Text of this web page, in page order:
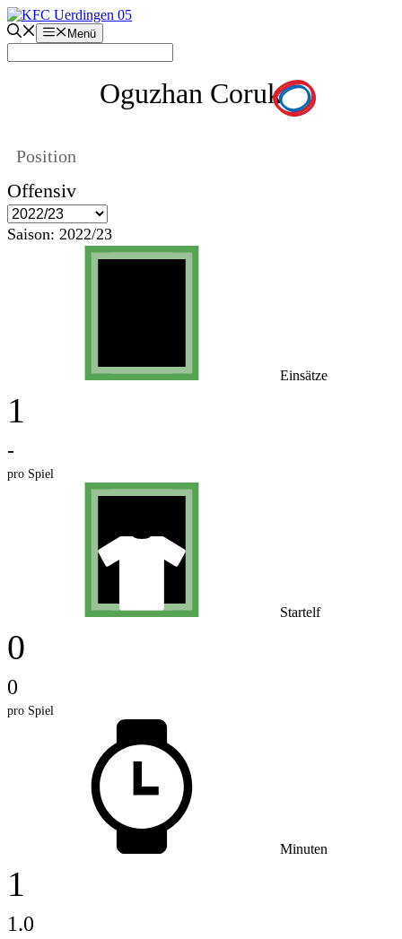
Zum
Inhalt
springen
Menü
Oguzhan Coruk
Position
Offensiv
Saison: 2022/23
Einsätze
1
-
pro Spiel
Startelf
0
0
pro Spiel
Minuten
1
1.0